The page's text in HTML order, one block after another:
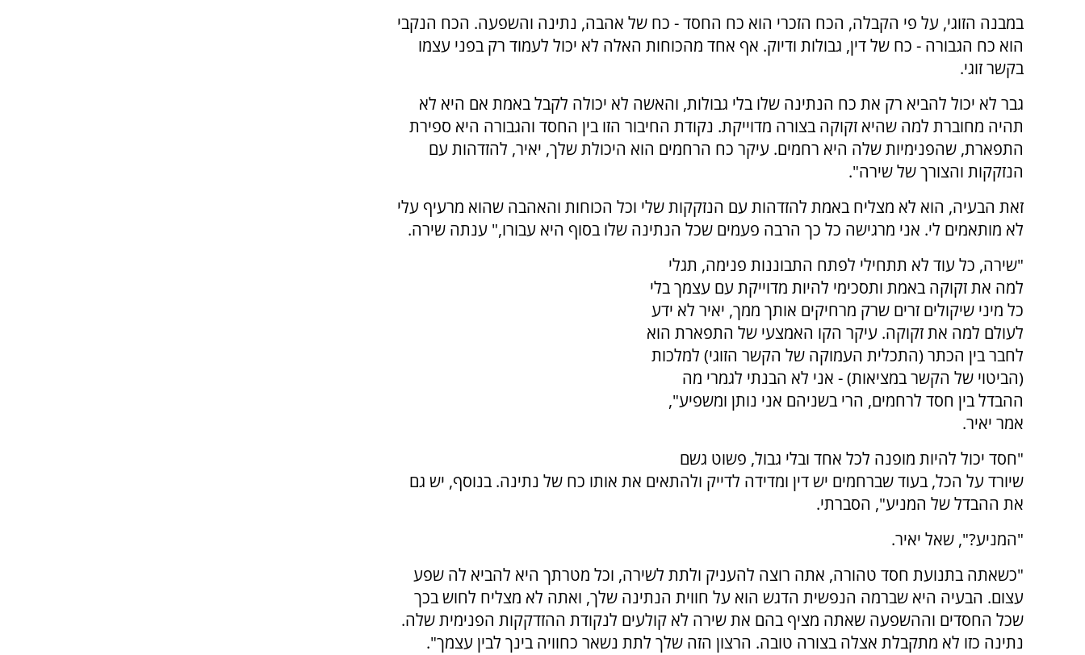
במבנה הזוגי, על פי הקבלה, הכח הזכרי הוא כח החסד - כח של אהבה, נתינה והשפעה. הכח הנקבי
הוא כח הגבורה - כח של דין, גבולות ודיוק. אף אחד מהכוחות האלה לא יכול לעמוד רק בפני עצמו
בקשר זוגי.
גבר לא יכול להביא רק את כח הנתינה שלו בלי גבולות, והאשה לא יכולה לקבל באמת אם היא לא
תהיה מחוברת למה שהיא זקוקה בצורה מדוייקת. נקודת החיבור הזו בין החסד והגבורה היא ספירת
התפארת, שהפנימיות שלה היא רחמים. עיקר כח הרחמים הוא היכולת שלך, יאיר, להזדהות עם
הנזקקות והצורך של שירה".
זאת הבעיה, הוא לא מצליח באמת להזדהות עם הנזקקות שלי וכל הכוחות והאהבה שהוא מרעיף עלי
לא מותאמים לי. אני מרגישה כל כך הרבה פעמים שכל הנתינה שלו בסוף היא עבורו," ענתה שירה.
"שירה, כל עוד לא תתחילי לפתח התבוננות פנימה, תגלי
למה את זקוקה באמת ותסכימי להיות מדוייקת עם עצמך בלי
כל מיני שיקולים זרים שרק מרחיקים אותך ממך, יאיר לא ידע
לעולם למה את זקוקה. עיקר הקו האמצעי של התפארת הוא
לחבר בין הכתר (התכלית העמוקה של הקשר הזוגי) למלכות
(הביטוי של הקשר במציאות) - אני לא הבנתי לגמרי מה
ההבדל בין חסד לרחמים, הרי בשניהם אני נותן ומשפיע",
אמר יאיר.
"חסד יכול להיות מופנה לכל אחד ובלי גבול, פשוט גשם
שיורד על הכל, בעוד שברחמים יש דין ומדידה לדייק ולהתאים את אותו כח של נתינה. בנוסף, יש גם
את ההבדל של המניע", הסברתי.
"המניע?", שאל יאיר.
"כשאתה בתנועת חסד טהורה, אתה רוצה להעניק ולתת לשירה, וכל מטרתך היא להביא לה שפע
עצום. הבעיה היא שברמה הנפשית הדגש הוא על חווית הנתינה שלך, ואתה לא מצליח לחוש בכך
שכל החסדים וההשפעה שאתה מציף בהם את שירה לא קולעים לנקודת ההזדקקות הפנימית שלה.
נתינה כזו לא מתקבלת אצלה בצורה טובה. הרצון הזה שלך לתת נשאר כחוויה בינך לבין עצמך".